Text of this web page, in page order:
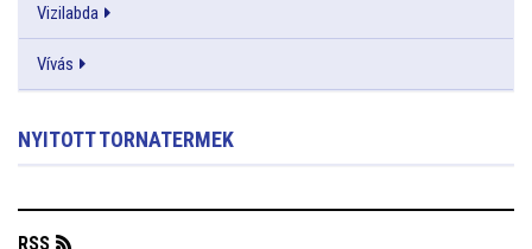
Vizilabda
Vívás
NYITOTT TORNATERMEK
RSS